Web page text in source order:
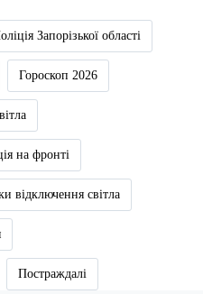
Запорізької області
Гороскоп 2026
на фронті
відключення світла
Постраждалі